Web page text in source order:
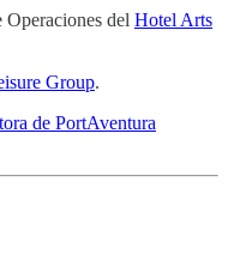
del Hotel Arts
Group.
de PortAventura